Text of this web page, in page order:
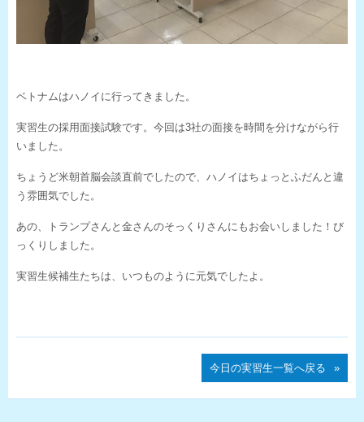
ベトナムはハノイに行ってきました。
実習生の採用面接試験です。今回は3社の面接を時間を分けながら行
いました。
ちょうど米朝首脳会談直前でしたので、ハノイはちょっとふだんと違
う雰囲気でした。
あの、トランプさんと金さんのそっくりさんにもお会いしました！び
っくりしました。
実習生候補生たちは、いつものように元気でしたよ。
今日の実習生一覧へ戻る